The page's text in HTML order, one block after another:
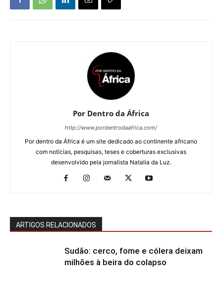
Por Dentro da África
http://www.pordentrodaafrica.com/
Por dentro da África é um site dedicado ao continente africano
com notícias, pesquisas, teses e coberturas exclusivas
desenvolvido pela jornalista Natalia da Luz.
ARTIGOS RELACIONADOS
Sudão: cerco, fome e cólera deixam
milhões à beira do colapso